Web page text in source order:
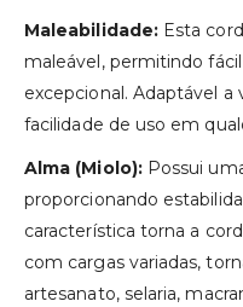
Maleabilidade:Esta
maleável, permitindo
excepcional. Adaptável a
facilidade de uso em
Alma (Miolo):Possui
proporcionando
característica torna a
com cargas variadas,
artesanato, selaria,